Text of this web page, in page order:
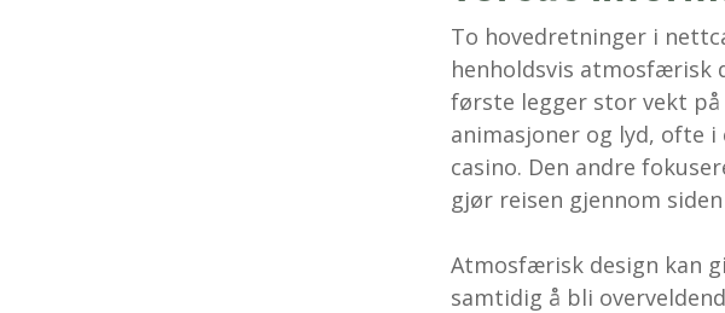
To hovedretninger i
henholdsvis atmosfærisk
første legger stor vekt
animasjoner og lyd, ofte
casino. Den andre
gjør reisen gjennom
Atmosfærisk design kan
samtidig å bli